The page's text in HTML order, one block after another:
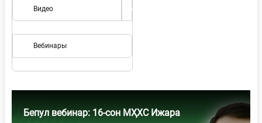
Видео
Вебинары
Бепул вебинар: 16-сон МҲХС Ижара